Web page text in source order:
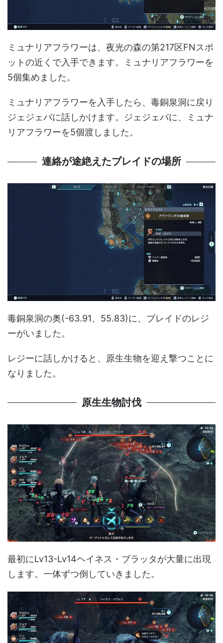
ミュナリアフラワーは、夜光の森の第217区FNスポ
ットの近くで入手できます。ミュナリアフラワーを
5個集めました。
ミュナリアフラワーを入手したら、毒銅泉洞に戻り
ジェジェバに話しかけます。ジェジェバに、ミュナ
リアフラワーを5個渡しました。
連絡が途絶えたブレイドの場所
毒銅泉洞の奥(-63.91、55.83)に、ブレイドのレジ
ーがいました。
レジーに話しかけると、原生生物を迎え撃つことに
なりました。
原生生物討伐
最初にLv13-Lv14ヘイネス・ブラッタが大量に出現
します。一体ずつ倒していきました。